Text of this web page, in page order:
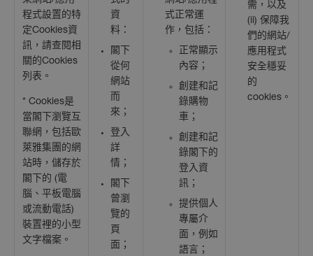
程式設置的特
定Cookies資
訊，請查閱相
關的Cookies
列表。
* Cookies是
當閣下瀏覽互
聯網，包括歐
萊雅集團的網
站時，儲存於
閣下的 (電
腦、平板電腦
或流動電話)
裝置裡的小型
文字檔案。
資
料：
閣下
從何
網站
而
來；
登入
詳
情；
閣下
曾瀏
覽的
頁
面；
式正常運
作，包括：
正常顯示
內容；
創建和記
錄購物
車；
創建和記
錄閣下的
登入資
訊；
提供個人
專屬介
面，例如
語言；
需，以及
(ii) 保障我
們的網站/
應用程式
安全穩妥
的
cookies。